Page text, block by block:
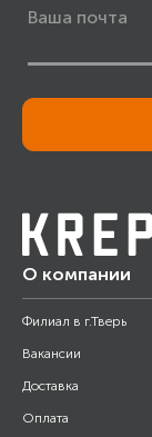
О компании
Филиал в г.Тверь
Вакансии
Доставка
Оплата